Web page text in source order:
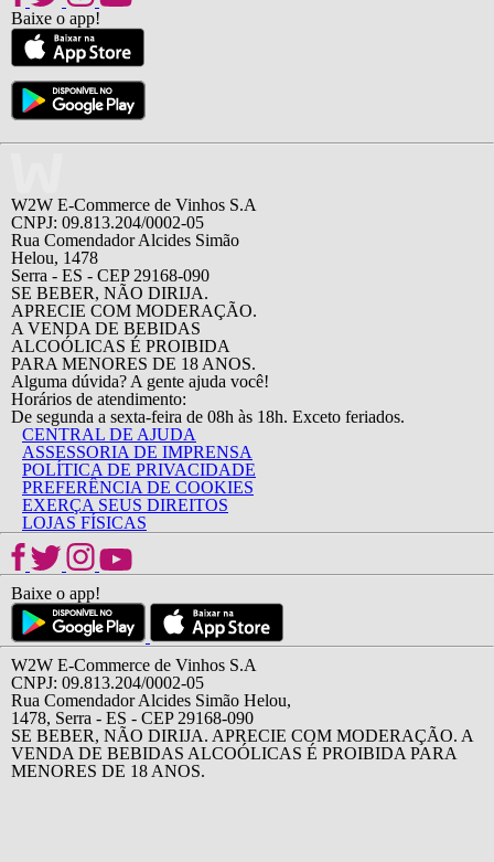
Baixe o app!
W2W E-Commerce de Vinhos S.A
CNPJ: 09.813.204/0002-05
Rua Comendador Alcides Simão
Helou, 1478
Serra - ES - CEP 29168-090
SE BEBER, NÃO DIRIJA.
APRECIE COM MODERAÇÃO.
A VENDA DE BEBIDAS
ALCOÓLICAS É PROIBIDA
PARA MENORES DE 18 ANOS.
Alguma dúvida? A gente ajuda você!
Horários de atendimento:
De segunda a sexta-feira de 08h às 18h. Exceto feriados.
CENTRAL DE AJUDA
ASSESSORIA DE IMPRENSA
POLÍTICA DE PRIVACIDADE
PREFERÊNCIA DE COOKIES
EXERÇA SEUS DIREITOS
LOJAS FÍSICAS
Baixe o app!
W2W E-Commerce de Vinhos S.A
CNPJ: 09.813.204/0002-05
Rua Comendador Alcides Simão Helou,
1478, Serra - ES - CEP 29168-090
SE BEBER, NÃO DIRIJA. APRECIE COM MODERAÇÃO. A
VENDA DE BEBIDAS ALCOÓLICAS É PROIBIDA PARA
MENORES DE 18 ANOS.